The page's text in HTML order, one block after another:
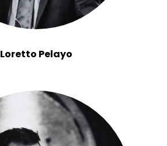
Loretto Pelayo